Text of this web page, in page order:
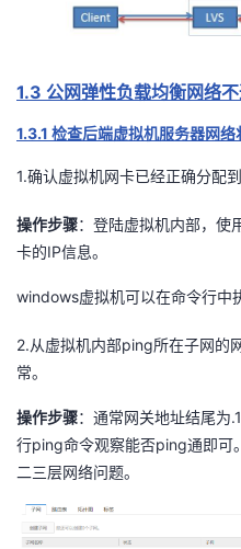
子
直
播
的
活
我
的
注
我
开
发
者
学
堂
我
的
Programs
我
的
支
持
我
1.3 公网弹性负载均衡网络
1.3.1 检查后端虚拟机服务器网络
1.确认虚拟机网卡已经正确分配到
操作步骤：登陆虚拟机内部，使
卡的IP信息。
windows虚拟机可以在命令行中
2. 从虚拟机内部ping所在子网的
常。
操作步骤：通常网关地址结尾为.1
行ping命令观察能否ping通即可
二三层网络问题。